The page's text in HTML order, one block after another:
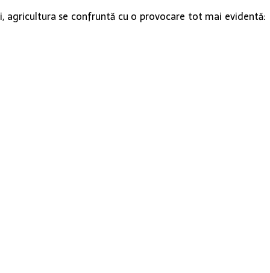
agricultura se confruntă cu o provocare tot mai evidentă: